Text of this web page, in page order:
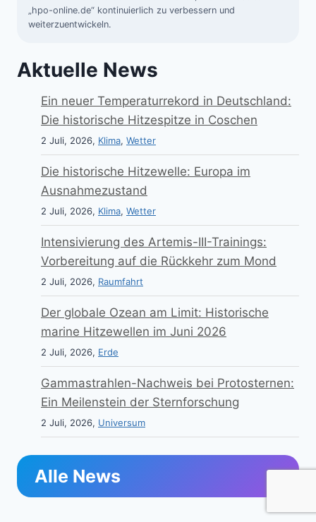
„hpo-online.de“ kontinuierlich zu verbessern und
weiterzuentwickeln.
Aktuelle News
Ein neuer Temperaturrekord in Deutschland:
Die historische Hitzespitze in Coschen
2 Juli, 2026, Klima, Wetter
Die historische Hitzewelle: Europa im
Ausnahmezustand
2 Juli, 2026, Klima, Wetter
Intensivierung des Artemis-III-Trainings:
Vorbereitung auf die Rückkehr zum Mond
2 Juli, 2026, Raumfahrt
Der globale Ozean am Limit: Historische
marine Hitzewellen im Juni 2026
2 Juli, 2026, Erde
Gammastrahlen-Nachweis bei Protosternen:
Ein Meilenstein der Sternforschung
2 Juli, 2026, Universum
Alle News